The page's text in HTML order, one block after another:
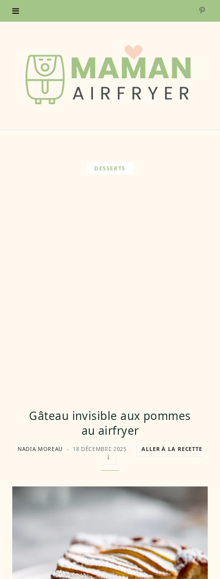
P
DESSERTS
Gâteau invisible aux pommes
au airfryer
NADIA MOREAU 18 DÉCEMBRE 2025 ALLER À LA RECETTE